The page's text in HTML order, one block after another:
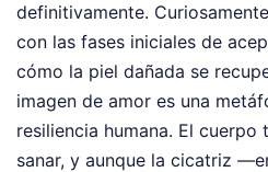
definitivamente.
con las fases iniciales de
cómo la piel dañada se
imagen de amor es una
resiliencia humana. El
sanar, y aunque la cicatriz